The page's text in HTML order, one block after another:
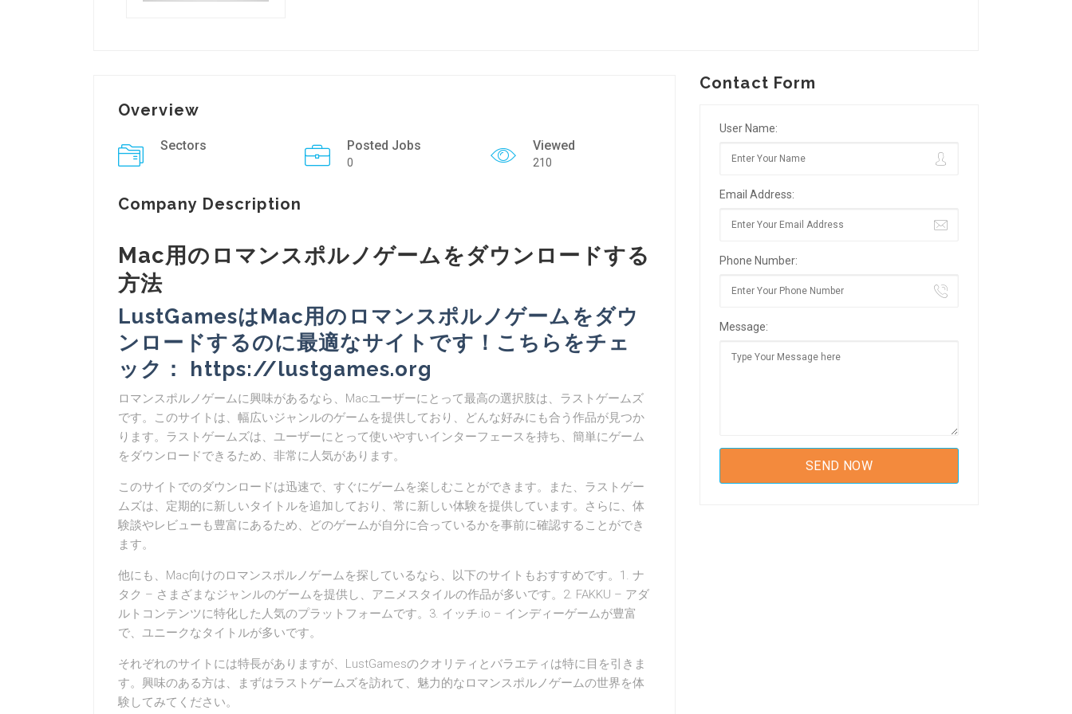
Overview
Sectors Posted Jobs
0
Viewed
210
Company Description
Mac用のロマンスポルノゲームをダウンロードする
方法
LustGamesはMac用のロマンスポルノゲームをダウ
ンロードするのに最適なサイトです！こちらをチェ
ック： https://lustgames.org
ロマンスポルノゲームに興味があるなら、Macユーザーにとって最高の選択肢は、ラストゲームズ
です。このサイトは、幅広いジャンルのゲームを提供しており、どんな好みにも合う作品が見つか
ります。ラストゲームズは、ユーザーにとって使いやすいインターフェースを持ち、簡単にゲーム
をダウンロードできるため、非常に人気があります。
このサイトでのダウンロードは迅速で、すぐにゲームを楽しむことができます。また、ラストゲー
ムズは、定期的に新しいタイトルを追加しており、常に新しい体験を提供しています。さらに、体
験談やレビューも豊富にあるため、どのゲームが自分に合っているかを事前に確認することができ
ます。
他にも、Mac向けのロマンスポルノゲームを探しているなら、以下のサイトもおすすめです。1. ナ
タク – さまざまなジャンルのゲームを提供し、アニメスタイルの作品が多いです。2. FAKKU – アダ
ルトコンテンツに特化した人気のプラットフォームです。3. イッチ.io – インディーゲームが豊富
で、ユニークなタイトルが多いです。
それぞれのサイトには特長がありますが、LustGamesのクオリティとバラエティは特に目を引きま
す。興味のある方は、まずはラストゲームズを訪れて、魅力的なロマンスポルノゲームの世界を体
験してみてください。
Contact Form
User Name:
Email Address:
Phone Number:
Message: